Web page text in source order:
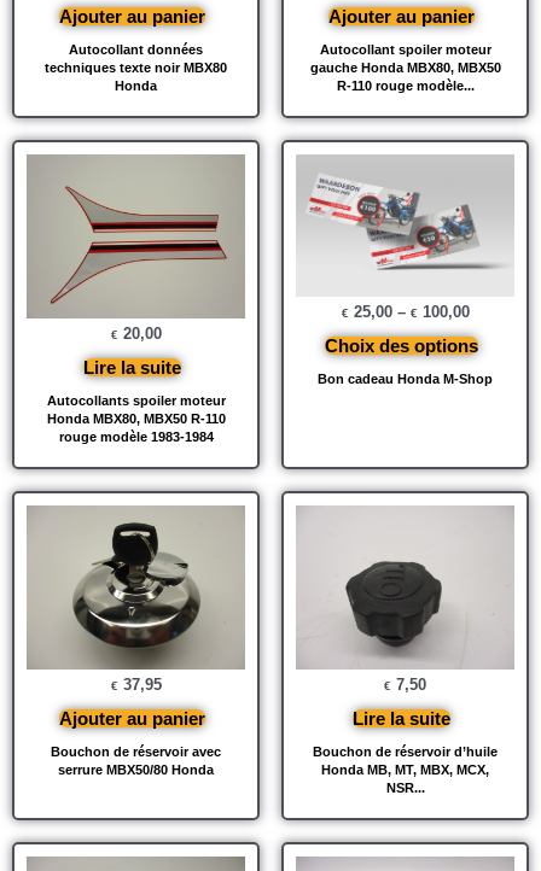
Autocollant données
techniques texte noir MBX80
Honda
Ajouter au panier
Autocollant spoiler moteur
gauche Honda MBX80, MBX50
R-110 rouge modèle...
Ajouter au panier
Autocollants spoiler moteur
Honda MBX80, MBX50 R-110
rouge modèle 1983-1984
€ 20,00
Lire la suite
Bon cadeau Honda M-Shop
€ 25,00– € 100,00
Choix des options
Bouchon de réservoir avec
serrure MBX50/80 Honda
€ 37,95
Ajouter au panier
Bouchon de réservoir d’huile
Honda MB, MT, MBX, MCX,
NSR...
€ 7,50
Lire la suite